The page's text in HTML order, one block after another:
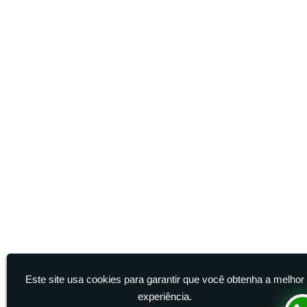
Este site usa cookies para garantir que você obtenha a melhor
experiência.